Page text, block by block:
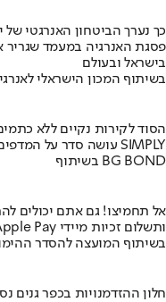
כך נערך הביטחון האנרגטי
פסגת האנרגיה במעמד שגריר
בישראל ובעולם
בשיתוף המכון הישראלי
הסוד לקירות נקיים ללא
מומחה BG BOND עושה סדר על המדפים ומציג את מותג הצבע SIMPLY
בשיתוף BG BOND
אל תחמיצו! גם אתם יכולים
יחסי הימור משופרים, הפקדות ב-Apple Pay ותשלום זכיות מיידי
בשיתוף המועצה להסדר
חלון ההזדמנויות בכפר גנים